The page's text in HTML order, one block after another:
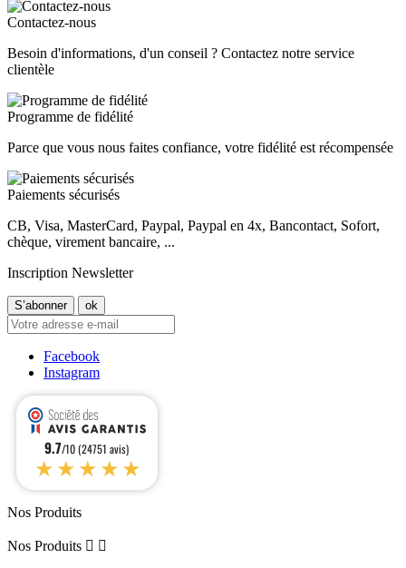
Contactez-nous
Besoin d'informations, d'un conseil ? Contactez notre service
clientèle
Programme de fidélité
Parce que vous nous faites confiance, votre fidélité est récompensée
Paiements sécurisés
CB, Visa, MasterCard, Paypal, Paypal en 4x, Bancontact, Sofort,
chèque, virement bancaire, ...
Inscription Newsletter
Facebook
Instagram
9.7/10 (24751 avis)
★★★★★
Nos Produits
Nos Produits  